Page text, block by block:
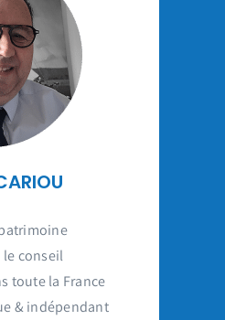
le conseil
toute la France
& indépendant